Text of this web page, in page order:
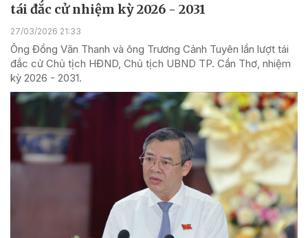
tái đắc cử nhiệm kỳ 2026 - 2031
27/03/2026 21:33
Ông Đồng Văn Thanh và ông Trương Cảnh Tuyên lần lượt tái
đắc cử Chủ tịch HĐND, Chủ tịch UBND TP. Cần Thơ, nhiệm
kỳ 2026 - 2031.